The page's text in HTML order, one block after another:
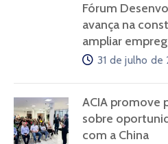
Fórum
avança na
ampliar
31 de julho de
ACIA promove
sobre
com a China